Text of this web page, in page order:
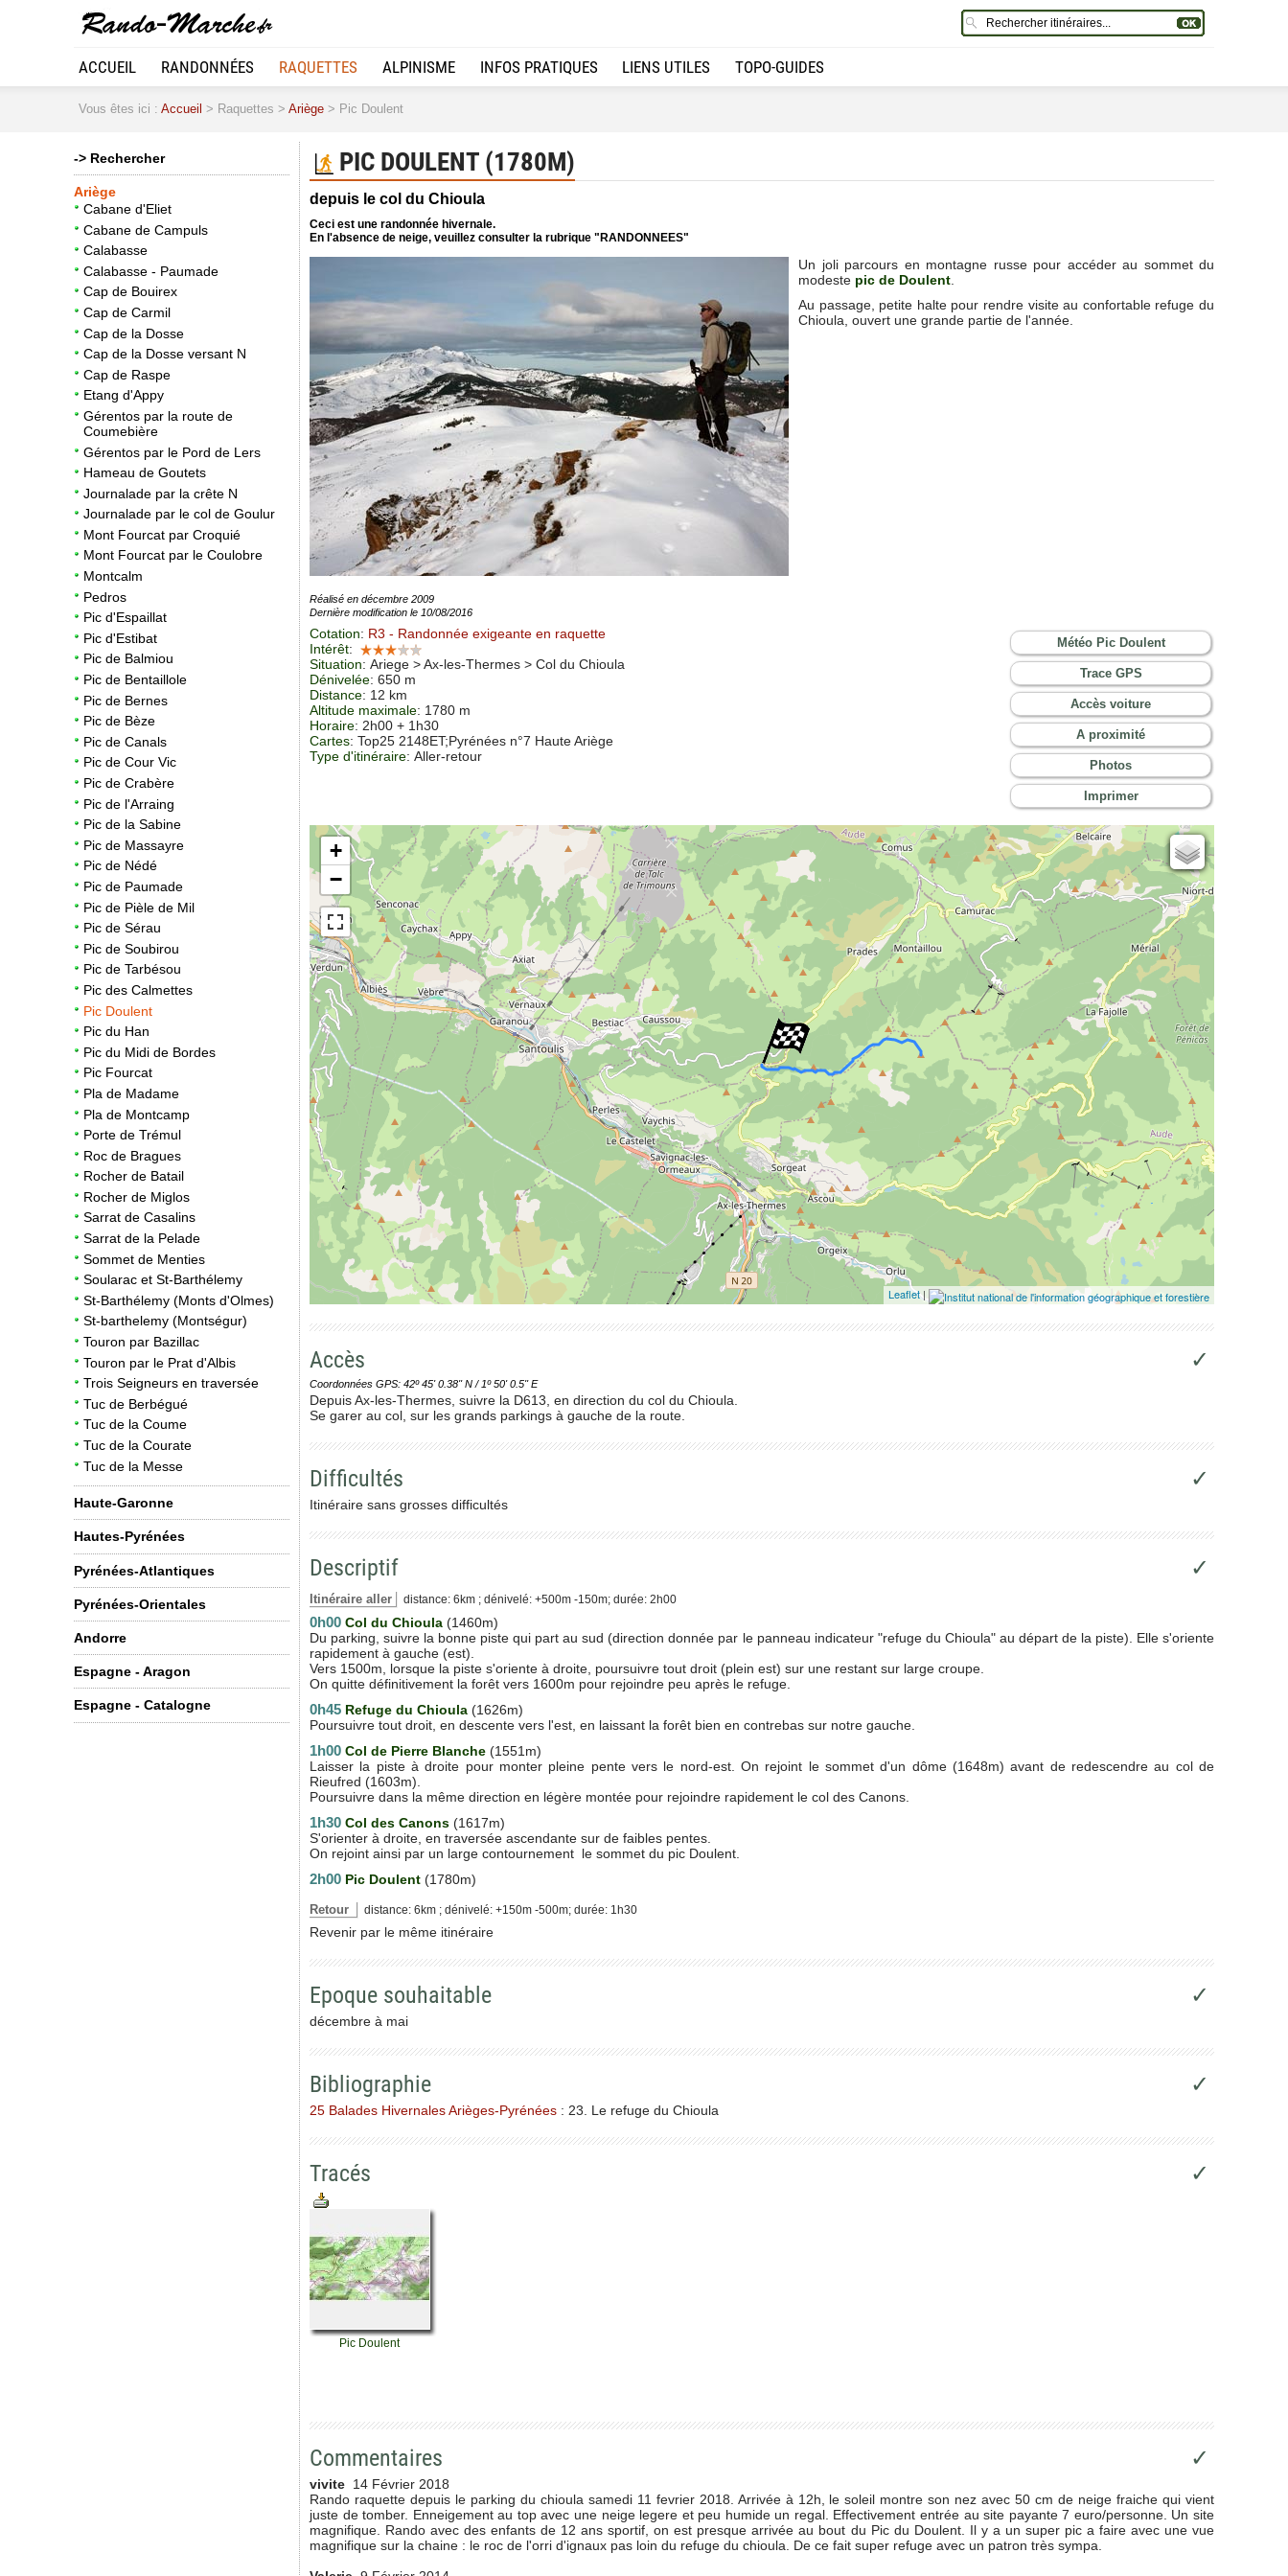
ACCUEIL RANDONNÉES RAQUETTES ALPINISME INFOS PRATIQUES LIENS UTILES TOPO-GUIDES
Vous êtes ici : Accueil > Raquettes > Ariège > Pic Doulent
-> Rechercher
Ariège
Cabane d'Eliet
Cabane de Campuls
Calabasse
Calabasse - Paumade
Cap de Bouirex
Cap de Carmil
Cap de la Dosse
Cap de la Dosse versant N
Cap de Raspe
Etang d'Appy
Gérentos par la route de
Coumebière
Gérentos par le Pord de Lers
Hameau de Goutets
Journalade par la crête N
Journalade par le col de Goulur
Mont Fourcat par Croquié
Mont Fourcat par le Coulobre
Montcalm
Pedros
Pic d'Espaillat
Pic d'Estibat
Pic de Balmiou
Pic de Bentaillole
Pic de Bernes
Pic de Bèze
Pic de Canals
Pic de Cour Vic
Pic de Crabère
Pic de l'Arraing
Pic de la Sabine
Pic de Massayre
Pic de Nédé
Pic de Paumade
Pic de Pièle de Mil
Pic de Sérau
Pic de Soubirou
Pic de Tarbésou
Pic des Calmettes
Pic Doulent
Pic du Han
Pic du Midi de Bordes
Pic Fourcat
Pla de Madame
Pla de Montcamp
Porte de Trémul
Roc de Bragues
Rocher de Batail
Rocher de Miglos
Sarrat de Casalins
Sarrat de la Pelade
Sommet de Menties
Soularac et St-Barthélemy
St-Barthélemy (Monts d'Olmes)
St-barthelemy (Montségur)
Touron par Bazillac
Touron par le Prat d'Albis
Trois Seigneurs en traversée
Tuc de Berbégué
Tuc de la Coume
Tuc de la Courate
Tuc de la Messe
Haute-Garonne
Hautes-Pyrénées
Pyrénées-Atlantiques
Pyrénées-Orientales
Andorre
Espagne - Aragon
Espagne - Catalogne
PIC DOULENT (1780M)
depuis le col du Chioula
Ceci est une randonnée hivernale.
En l'absence de neige, veuillez consulter la rubrique "RANDONNEES"
Un joli parcours en montagne russe pour accéder au sommet du
modeste pic de Doulent
Au passage, petite halte pour rendre visite au confortable refuge du
Chioula, ouvert une grande partie de l'année.
Réalisé en décembre 2009
Dernière modification le 10/08/2016
Cotation: R3 - Randonnée exigeante en raquette
Intérêt:
Situation: Ariege > Ax-les-Thermes > Col du Chioula
Dénivelée: 650 m
Distance: 12 km
Altitude maximale: 1780 m
Horaire: 2h00 + 1h30
Cartes: Top25 2148ET;Pyrénées n°7 Haute Ariège
Type d'itinéraire: Aller-retour
Météo Pic Doulent
Trace GPS
Accès voiture
A proximité
Photos
Imprimer
+
−
Cartes IGN
Open Topo Map
Open Street Map
ESRI Word Imagery
Photographies aériennes
Leaflet|
Accès ✓
Coordonnées GPS: 42º 45' 0.38'' N / 1º 50' 0.5'' E
Depuis Ax-les-Thermes, suivre la D613, en direction du col du Chioula.
Se garer au col, sur les grands parkings à gauche de la route.
Difficultés ✓
Itinéraire sans grosses difficultés
Descriptif ✓
Itinéraire aller distance: 6km ; dénivelé: +500m -150m; durée: 2h00
0h00 Col du Chioula (1460m)
Du parking, suivre la bonne piste qui part au sud (direction donnée par le panneau indicateur "refuge du Chioula" au départ de la piste). Elle s'oriente
rapidement à gauche (est).
Vers 1500m, lorsque la piste s'oriente à droite, poursuivre tout droit (plein est) sur une restant sur large croupe.
On quitte définitivement la forêt vers 1600m pour rejoindre peu après le refuge.
0h45 Refuge du Chioula (1626m)
Poursuivre tout droit, en descente vers l'est, en laissant la forêt bien en contrebas sur notre gauche.
1h00 Col de Pierre Blanche (1551m)
Laisser la piste à droite pour monter pleine pente vers le nord-est. On rejoint le sommet d'un dôme (1648m) avant de redescendre au col de
Rieufred (1603m).
Poursuivre dans la même direction en légère montée pour rejoindre rapidement le col des Canons.
1h30 Col des Canons (1617m)
S'orienter à droite, en traversée ascendante sur de faibles pentes.
On rejoint ainsi par un large contournement le sommet du pic Doulent.
2h00 Pic Doulent (1780m)
Retour distance: 6km ; dénivelé: +150m -500m; durée: 1h30
Revenir par le même itinéraire
Epoque souhaitable ✓
décembre à mai
Bibliographie ✓
25 Balades Hivernales Arièges-Pyrénées : 23. Le refuge du Chioula
Tracés ✓
Pic Doulent
Commentaires ✓
vivite 14 Février 2018
Rando raquette depuis le parking du chioula samedi 11 fevrier 2018. Arrivée à 12h, le soleil montre son nez avec 50 cm de neige fraiche qui vient
juste de tomber. Enneigement au top avec une neige legere et peu humide un regal. Effectivement entrée au site payante 7 euro/personne. Un site
magnifique. Rando avec des enfants de 12 ans sportif, on est presque arrivée au bout du Pic du Doulent. Il y a un super pic a faire avec une vue
magnifique sur la chaine : le roc de l'orri d'ignaux pas loin du refuge du chioula. De ce fait super refuge avec un patron très sympa.